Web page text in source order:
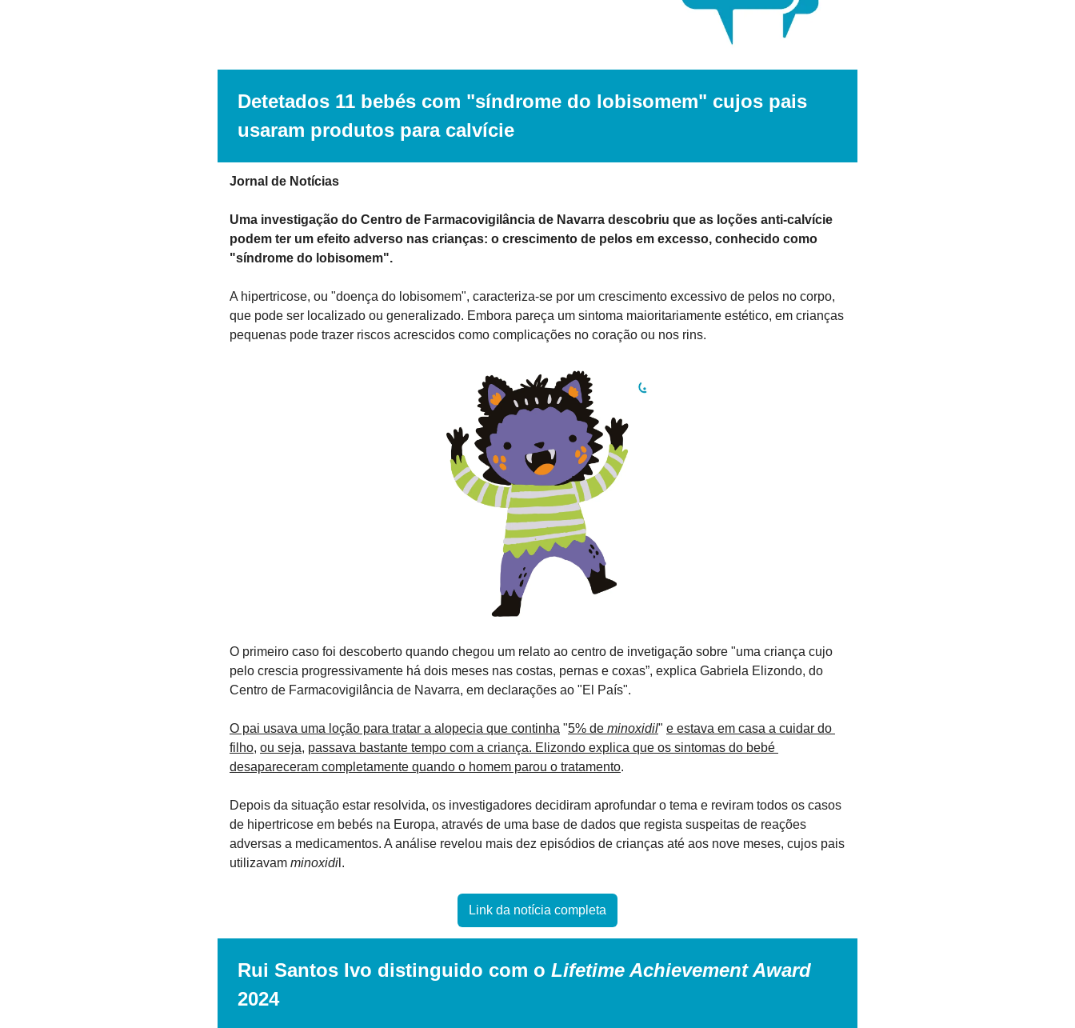
Detetados 11 bebés com "síndrome do lobisomem" cujos pais
usaram produtos para calvície
Jornal de Notícias
Uma investigação do Centro de Farmacovigilância de Navarra descobriu que as loções anti-calvície
podem ter um efeito adverso nas crianças: o crescimento de pelos em excesso, conhecido como
"síndrome do lobisomem".
A hipertricose, ou "doença do lobisomem", caracteriza-se por um crescimento excessivo de pelos no corpo,
que pode ser localizado ou generalizado. Embora pareça um sintoma maioritariamente estético, em crianças
pequenas pode trazer riscos acrescidos como complicações no coração ou nos rins.
O primeiro caso foi descoberto quando chegou um relato ao centro de invetigação sobre "uma criança cujo
pelo crescia progressivamente há dois meses nas costas, pernas e coxas”, explica Gabriela Elizondo, do
Centro de Farmacovigilância de Navarra, em declarações ao "El País".
O pai usava uma loção para tratar a alopecia que continha "5% de minoxidil" e estava em casa a cuidar do
filho, ou seja, passava bastante tempo com a criança. Elizondo explica que os sintomas do bebé
desapareceram completamente quando o homem parou o tratamento.
Depois da situação estar resolvida, os investigadores decidiram aprofundar o tema e reviram todos os casos
de hipertricose em bebés na Europa, através de uma base de dados que regista suspeitas de reações
adversas a medicamentos. A análise revelou mais dez episódios de crianças até aos nove meses, cujos pais
utilizavam minoxidi l.
Link da notícia completa
Rui Santos Ivo distinguido com o Lifetime Achievement Award
2024